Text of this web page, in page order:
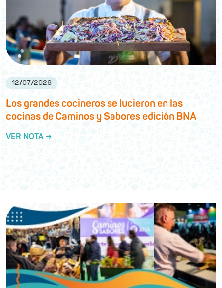
12/07/2026
Los grandes cocineros se lucieron en las
cocinas de Caminos y Sabores edición BNA
VER NOTA →